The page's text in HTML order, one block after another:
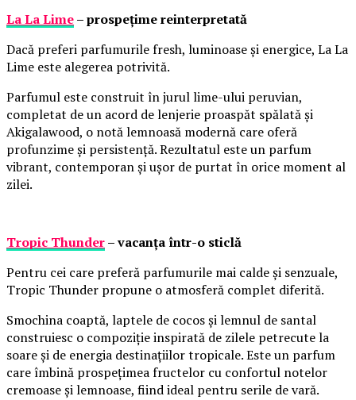
La La Lime– prospețime reinterpretată
Dacă preferi parfumurile fresh, luminoase și energice, La La
Lime este alegerea potrivită.
Parfumul este construit în jurul lime-ului peruvian,
completat de un acord de lenjerie proaspăt spălată și
Akigalawood, o notă lemnoasă modernă care oferă
profunzime și persistență. Rezultatul este un parfum
vibrant, contemporan și ușor de purtat în orice moment al
zilei.
Tropic Thunder– vacanța într-o sticlă
Pentru cei care preferă parfumurile mai calde și senzuale,
Tropic Thunder propune o atmosferă complet diferită.
Smochina coaptă, laptele de cocos și lemnul de santal
construiesc o compoziție inspirată de zilele petrecute la
soare și de energia destinațiilor tropicale. Este un parfum
care îmbină prospețimea fructelor cu confortul notelor
cremoase și lemnoase, fiind ideal pentru serile de vară.